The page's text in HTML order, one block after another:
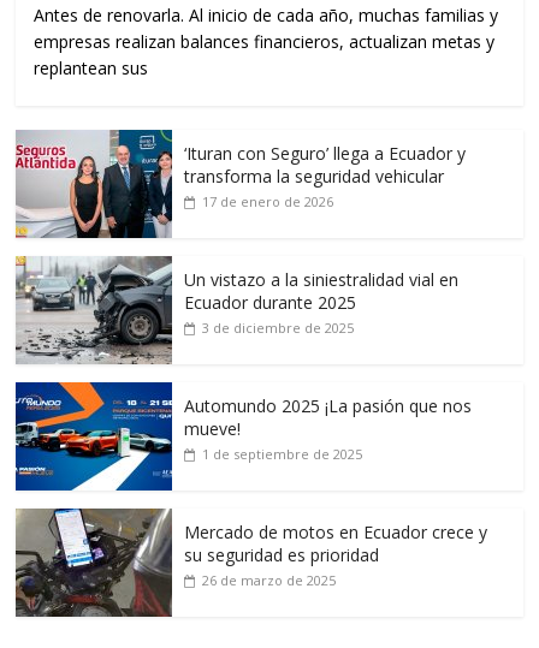
Antes de renovarla. Al inicio de cada año, muchas familias y
empresas realizan balances financieros, actualizan metas y
replantean sus
‘Ituran con Seguro’ llega a Ecuador y
transforma la seguridad vehicular
17 de enero de 2026
Un vistazo a la siniestralidad vial en
Ecuador durante 2025
3 de diciembre de 2025
Automundo 2025 ¡La pasión que nos
mueve!
1 de septiembre de 2025
Mercado de motos en Ecuador crece y
su seguridad es prioridad
26 de marzo de 2025